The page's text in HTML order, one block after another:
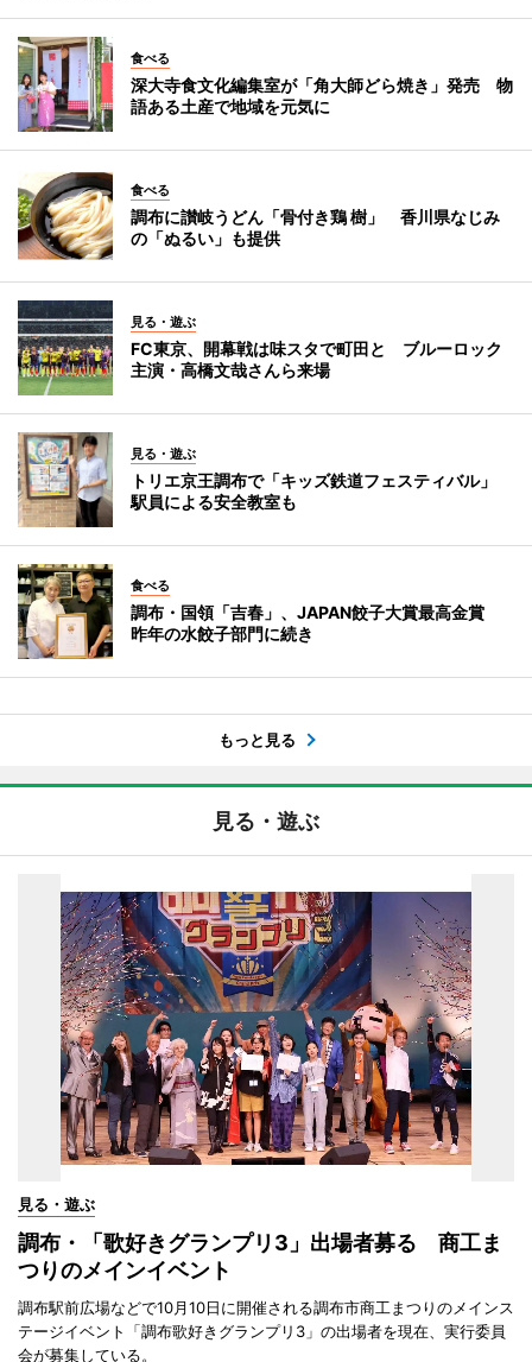
食べる
深大寺食文化編集室が「角大師どら焼き」発売 物
語ある土産で地域を元気に
食べる
調布に讃岐うどん「骨付き鶏 樹」 香川県なじみ
の「ぬるい」も提供
見る・遊ぶ
FC東京、開幕戦は味スタで町田と ブルーロック
主演・高橋文哉さんら来場
見る・遊ぶ
トリエ京王調布で「キッズ鉄道フェスティバル」
駅員による安全教室も
食べる
調布・国領「吉春」、JAPAN餃子大賞最高金賞
昨年の水餃子部門に続き
もっと見る
見る・遊ぶ
見る・遊ぶ
調布・「歌好きグランプリ3」出場者募る 商工ま
つりのメインイベント
調布駅前広場などで10月10日に開催される調布市商工まつりのメインス
テージイベント「調布歌好きグランプリ3」の出場者を現在、実行委員
会が募集している。